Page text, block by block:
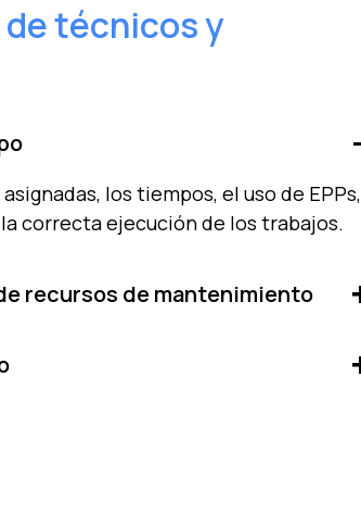
técnicos y
los tiempos, el uso de EPPs,
correcta ejecución de los trabajos.
recursos de mantenimiento
la asignación y asegura una
y sencilla los KPIs más relevantes